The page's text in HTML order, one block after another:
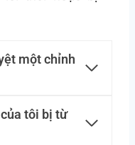
một chỉnh
tôi bị từ